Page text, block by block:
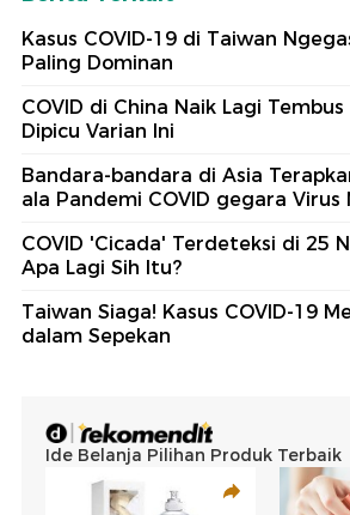
Kasus COVID-19 di Taiwan
Paling Dominan
COVID di China Naik Lagi Tembus
Dipicu Varian Ini
Bandara-bandara di Asia
ala Pandemi COVID gegara Virus
COVID 'Cicada' Terdeteksi di 25
Apa Lagi Sih Itu?
Taiwan Siaga! Kasus COVID-19
dalam Sepekan